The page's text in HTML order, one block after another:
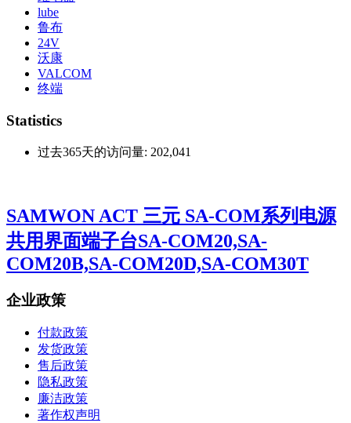
lube
鲁布
24V
沃康
VALCOM
终端
Statistics
过去365天的访问量: 202,041
SAMWON ACT 三元 SA-COM系列电源
共用界面端子台SA-COM20,SA-
COM20B,SA-COM20D,SA-COM30T
企业政策
付款政策
发货政策
售后政策
隐私政策
廉洁政策
著作权声明